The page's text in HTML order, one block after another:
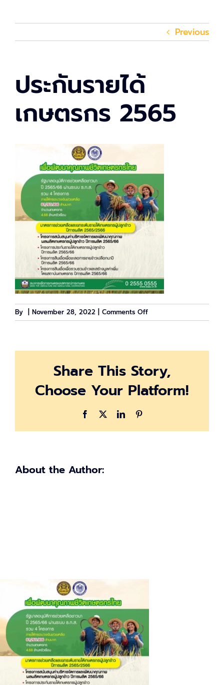
Previous
ประกันรายได้
เกษตรกร 2565
By November 28, 2022 Comments Offon
ประกัน
2565
Share This Story,
Choose Your Platform!
Facebook LinkedIn
About the Author: